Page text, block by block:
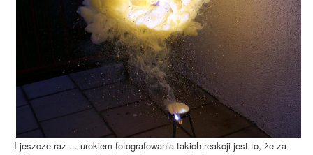
I jeszcze raz ... urokiem fotografowania takich reakcji jest to, że za